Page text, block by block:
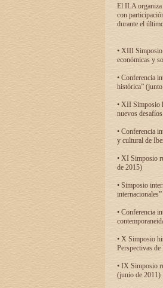
El ILA organiza
con
durante el
• XIII Simposio
económicas y
• Conferencia
histórica”
• XII Simposio
nuevos
• Conferencia
y cultural de
• XI Simposio
de 2015)
• Simposio
• Conferencia
• X Simposio
Perspectivas
• IX Simposio
(junio de 2011)